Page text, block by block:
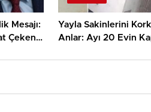
Mesajı:
Çeken
Yayla Sakinlerini
Anlar: Ayı 20 Evin